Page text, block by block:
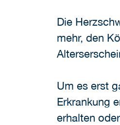
Die
mehr, den
Um es erst
Erkrankung
erhalten